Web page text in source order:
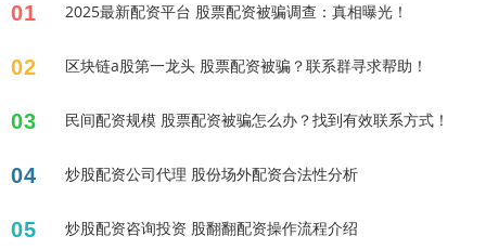
01 2025最新配资平台 股票配资被骗调查：真相曝光！
02 区块链a股第一龙头 股票配资被骗？联系群寻求帮助！
03 民间配资规模 股票配资被骗怎么办？找到有效联系方式！
04 炒股配资公司代理 股份场外配资合法性分析
05 炒股配资咨询投资 股翻翻配资操作流程介绍